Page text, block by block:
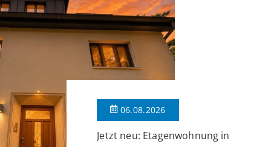
06.08.2026
Jetzt neu: Etagenwohnung in